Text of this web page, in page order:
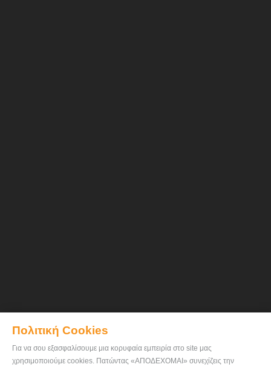
Πολιτική Cookies
Για να σου εξασφαλίσουμε μια κορυφαία εμπειρία στο site μας
χρησιμοποιούμε cookies. Πατώντας «ΑΠΟΔΕΧΟΜΑΙ» συνεχίζεις την